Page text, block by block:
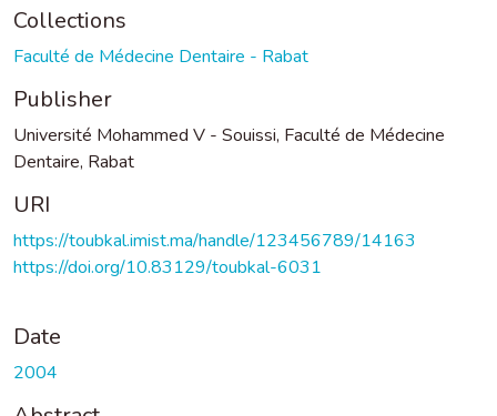
Collections
Faculté de Médecine Dentaire - Rabat
Publisher
Université Mohammed V - Souissi, Faculté de Médecine
Dentaire, Rabat
URI
https://toubkal.imist.ma/handle/123456789/14163
https://doi.org/10.83129/toubkal-6031
Date
2004